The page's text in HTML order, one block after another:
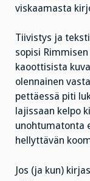
viskaamasta
Tiivistys ja
sopisi
kaoottisista
olennainen
pettäessä piti
lajissaan kelpo
unohtumatonta
hellyttävän
Jos (ja kun)